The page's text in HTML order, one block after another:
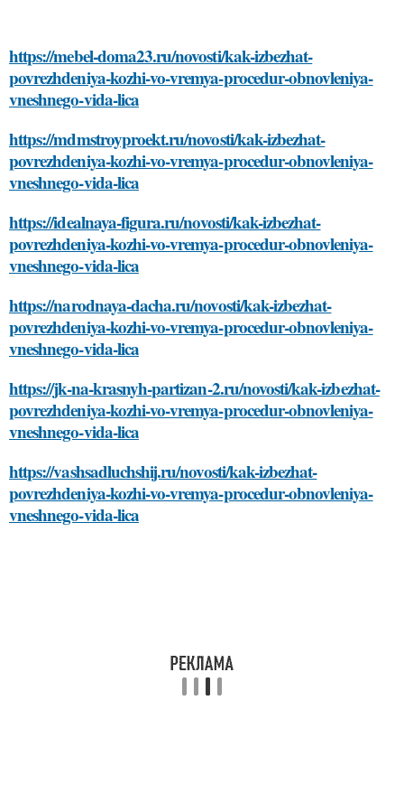
https://mebel-doma23.ru/novosti/kak-izbezhat-
povrezhdeniya-kozhi-vo-vremya-procedur-obnovleniya-
vneshnego-vida-lica
https://mdmstroyproekt.ru/novosti/kak-izbezhat-
povrezhdeniya-kozhi-vo-vremya-procedur-obnovleniya-
vneshnego-vida-lica
https://idealnaya-figura.ru/novosti/kak-izbezhat-
povrezhdeniya-kozhi-vo-vremya-procedur-obnovleniya-
vneshnego-vida-lica
https://narodnaya-dacha.ru/novosti/kak-izbezhat-
povrezhdeniya-kozhi-vo-vremya-procedur-obnovleniya-
vneshnego-vida-lica
https://jk-na-krasnyh-partizan-2.ru/novosti/kak-izbezhat-
povrezhdeniya-kozhi-vo-vremya-procedur-obnovleniya-
vneshnego-vida-lica
https://vashsadluchshij.ru/novosti/kak-izbezhat-
povrezhdeniya-kozhi-vo-vremya-procedur-obnovleniya-
vneshnego-vida-lica